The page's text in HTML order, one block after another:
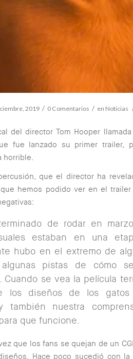
2019 / 0 Comentarios / en Noticias
del director Tom Hooper
fue lanzado su primer trailer,
horrible.
que el director ha
hemos podido ver en el
de rodar en
estaban en una
hubo en el extremo de
pistas de cómo
Cuando se vea la película
los diseños de los gatos
también nuestra
que funcione.
que los fans se quejan de un
Hace poco sucedió con